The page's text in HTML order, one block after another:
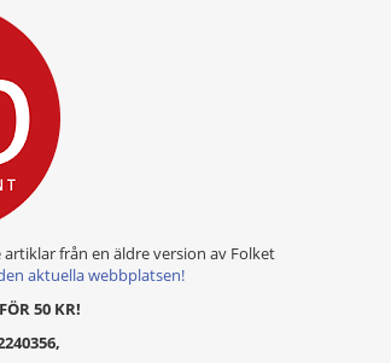
artiklar från en äldre version av Folket
aktuella webbplatsen!
50 KR!